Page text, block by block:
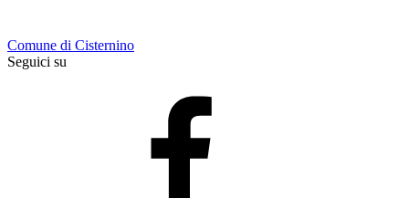
Comune di Cisternino
Seguici su